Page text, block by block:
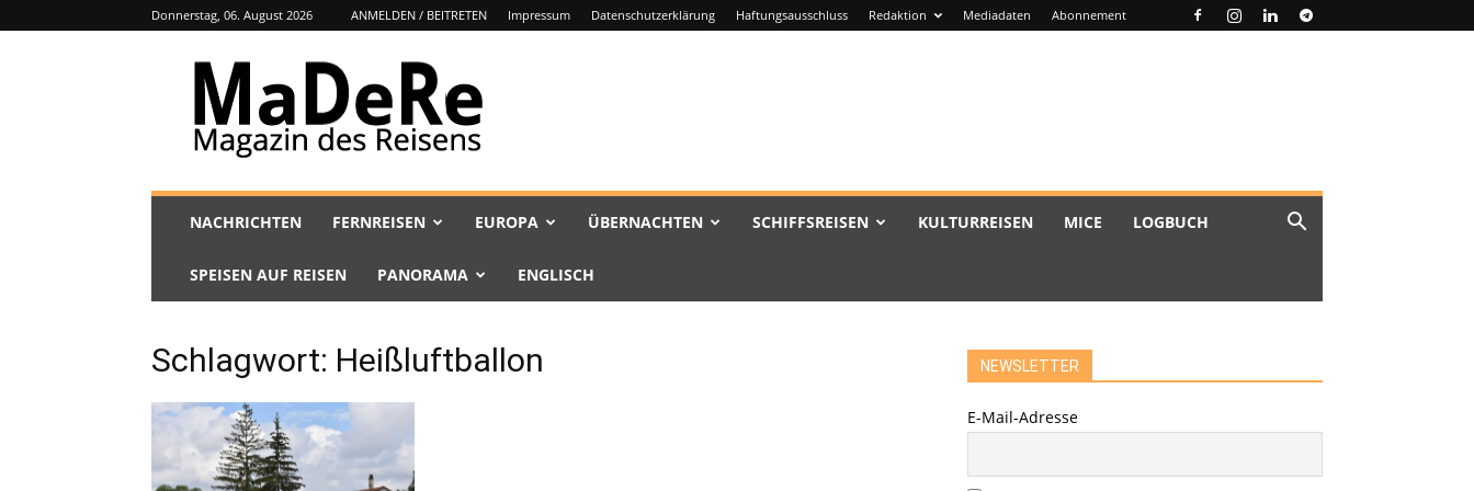
Donnerstag, 06. August 2026 ANMELDEN / BEITRETEN Impressum Datenschutzerklärung Haftungsausschluss Redaktion Mediadaten Abonnement
MaDeRe
NACHRICHTEN FERNREISEN EUROPA ÜBERNACHTEN SCHIFFSREISEN KULTURREISEN MICE LOGBUCH
SPEISEN AUF REISEN PANORAMA ENGLISCH
Schlagwort: Heißluftballon NEWSLETTER
E-Mail-Adresse